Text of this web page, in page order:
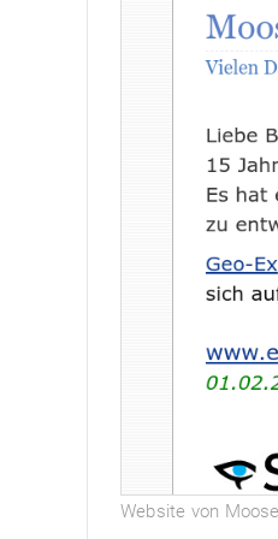
Website von